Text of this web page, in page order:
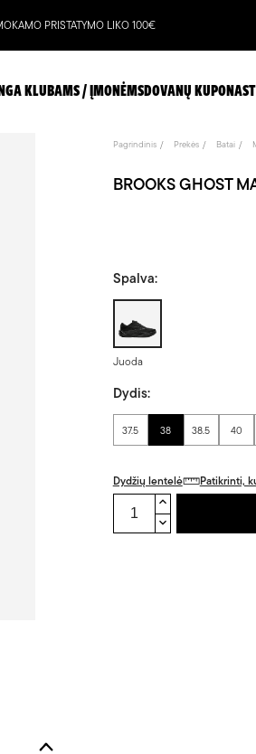
PRISTATYMO LIKO 100€
KLUBAMS / ĮMONĖMSDOVANŲ KUPONAS
Pagrindinis Prekės Batai
BROOKS GHOST
Spalva:
Juoda
Dydis:
37.5 38 38.5 40
Dydžių lentelė Patikrinti,